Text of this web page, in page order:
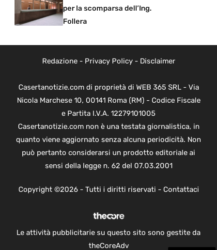
per la scomparsa dell’Ing.
Follera
Redazione- Privacy Policy- Disclaimer
Casertanotizie.com di proprietà di WEB 365 SRL - Via
Nicola Marchese 10, 00141 Roma (RM) - Codice Fiscale
e Partita I.V.A. 12279101005
Casertanotizie.com non è una testata giornalistica, in
quanto viene aggiornato senza alcuna periodicità. Non
può pertanto considerarsi un prodotto editoriale ai
sensi della legge n. 62 del 07.03.2001
Copyright ©2026 - Tutti i diritti riservati - Contattaci
Le attività pubblicitarie su questo sito sono gestite da
theCoreAdv